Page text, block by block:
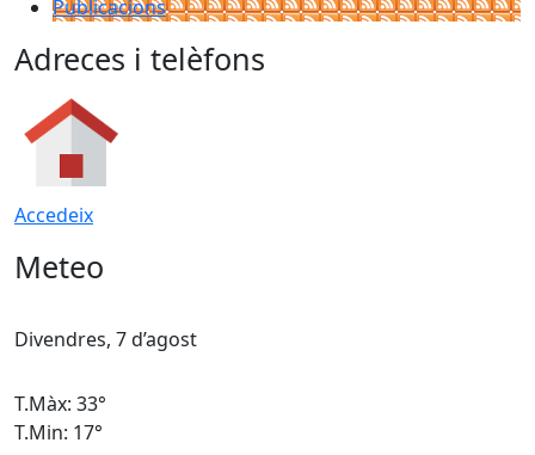
Publicacions
Adreces i telèfons
Accedeix
Meteo
Divendres, 7 d’agost
T.Màx: 33°
T.Min: 17°